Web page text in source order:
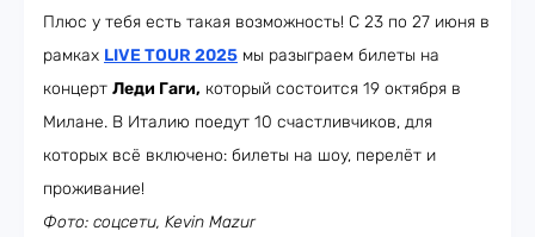
Плюс у тебя есть такая возможность! С 23 по 27 июня в
рамках LIVE TOUR 2025 мы разыграем билеты на
концерт Леди Гаги, который состоится 19 октября в
Милане. В Италию поедут 10 счастливчиков, для
которых всё включено: билеты на шоу, перелёт и
проживание!
Фото: соцсети, Kevin Mazur